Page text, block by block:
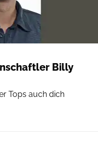
Billy
Tops auch dich